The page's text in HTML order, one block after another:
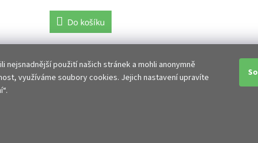
nejsnadnější použití našich stránek a mohli anonymně
využíváme soubory cookies. Jejich nastavení upravíte
Do košíku
0,8l, EVA + PU - černá.
cookies